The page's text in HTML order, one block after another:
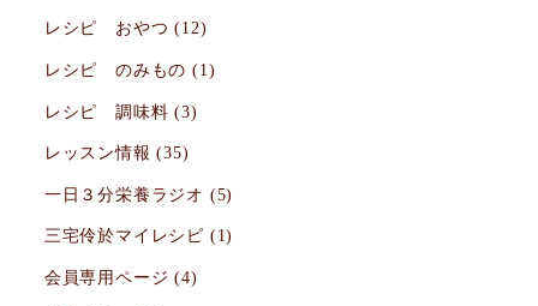
レシピ おやつ (12)
レシピ のみもの (1)
レシピ 調味料 (3)
レッスン情報 (35)
一日３分栄養ラジオ (5)
三宅伶於マイレシピ (1)
会員専用ページ (4)